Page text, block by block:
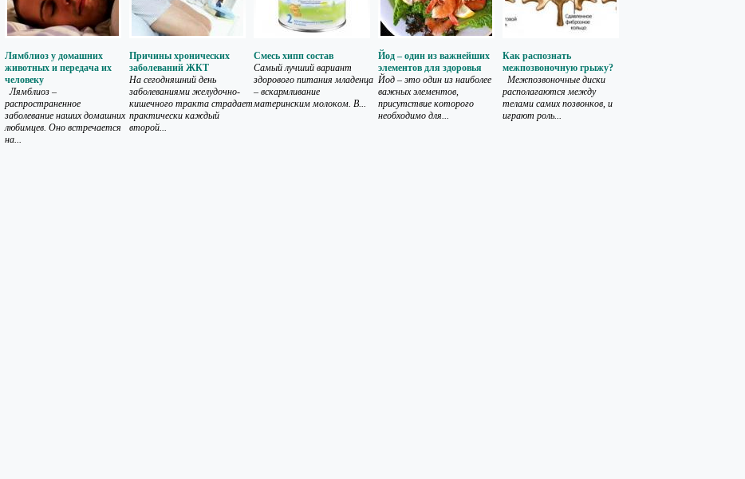
Лямблиоз у домашних
животных и передача их
человеку
Лямблиоз –
распространенное
заболевание наших домашних
любимцев. Оно встречается
на...
Причины хронических
заболеваний ЖКТ
На сегодняшний день
заболеваниями желудочно-
кишечного тракта страдает
практически каждый
второй...
Смесь хипп состав
Самый лучший вариант
здорового питания младенца
– вскармливание
материнским молоком. В...
Йод – один из важнейших
элементов для здоровья
Йод – это один из наиболее
важных элементов,
присутствие которого
необходимо для...
Как распознать
межпозвоночную грыжу?
Межпозвоночные диски
располагаются между
телами самих позвонков, и
играют роль...